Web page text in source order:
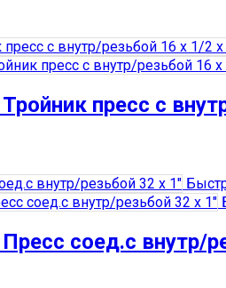
пресс с
соед.с внутр/